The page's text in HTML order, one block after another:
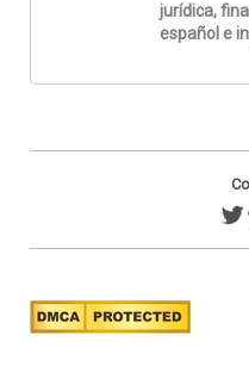
jurídica,
español e